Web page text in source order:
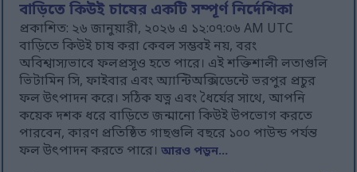
বাড়িতে কিউই চাষের একটি সম্পূর্ণ নির্দেশিকা
প্রকাশিত: ২৬ জানুয়ারী, ২০২৬ এ ১২:০৭:০৬ AM UTC
বাড়িতে কিউই চাষ করা কেবল সম্ভবই নয়, বরং
অবিশ্বাস্যভাবে ফলপ্রসূও হতে পারে। এই শক্তিশালী লতাগুলি
ভিটামিন সি, ফাইবার এবং অ্যান্টিঅক্সিডেন্টে ভরপুর প্রচুর
ফল উৎপাদন করে। সঠিক যত্ন এবং ধৈর্যের সাথে, আপনি
কয়েক দশক ধরে বাড়িতে জন্মানো কিউই উপভোগ করতে
পারবেন, কারণ প্রতিষ্ঠিত গাছগুলি বছরে ১০০ পাউন্ড পর্যন্ত
ফল উৎপাদন করতে পারে।আরও পড়ুন...